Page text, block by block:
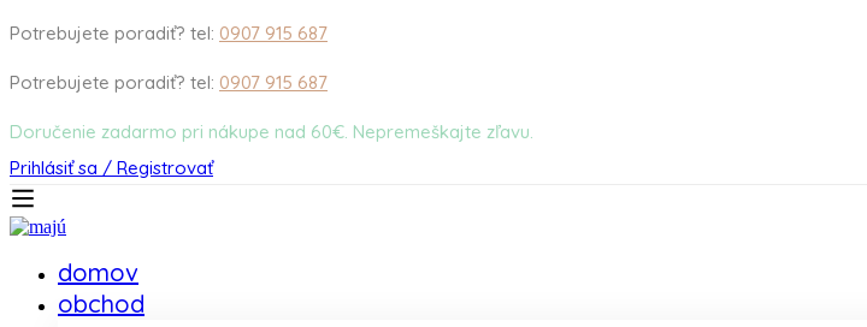
Potrebujete poradiť? tel: 0907 915 687
Potrebujete poradiť? tel: 0907 915 687
Doručenie zadarmo pri nákupe nad 60€. Nepremeškajte zľavu.
Prihlásiť sa / Registrovať
domov
obchod